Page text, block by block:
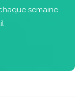
semaine